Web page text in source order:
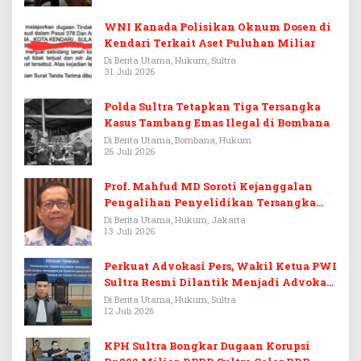
WNI Kanada Polisikan Oknum Dosen di
Kendari Terkait Aset Puluhan Miliar
Di Berita Utama, Hukum, Sultra
31 Juli 2026
Polda Sultra Tetapkan Tiga Tersangka
Kasus Tambang Emas Ilegal di Bombana
Di Berita Utama, Bombana, Hukum
26 Juli 2026
Prof. Mahfud MD Soroti Kejanggalan
Pengalihan Penyelidikan Tersangka
Febrie Adriansyah
Di Berita Utama, Hukum, Jakarta
13 Juli 2026
Perkuat Advokasi Pers, Wakil Ketua PWI
Sultra Resmi Dilantik Menjadi Advokat
PERADI
Di Berita Utama, Hukum, Sultra
12 Juli 2026
KPH Sultra Bongkar Dugaan Korupsi